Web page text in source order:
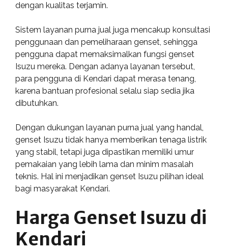
dengan kualitas terjamin.
Sistem layanan purna jual juga mencakup konsultasi
penggunaan dan pemeliharaan genset, sehingga
pengguna dapat memaksimalkan fungsi genset
Isuzu mereka. Dengan adanya layanan tersebut,
para pengguna di Kendari dapat merasa tenang,
karena bantuan profesional selalu siap sedia jika
dibutuhkan.
Dengan dukungan layanan purna jual yang handal,
genset Isuzu tidak hanya memberikan tenaga listrik
yang stabil, tetapi juga dipastikan memiliki umur
pemakaian yang lebih lama dan minim masalah
teknis. Hal ini menjadikan genset Isuzu pilihan ideal
bagi masyarakat Kendari.
Harga Genset Isuzu di
Kendari